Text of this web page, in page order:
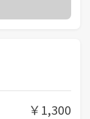
￥1,300